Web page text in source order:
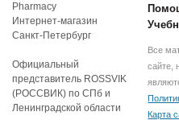
Pharmacy
Интернет-магазин
Санкт-Петербург
Официальный
представитель ROSSVIK
(РОССВИК) по СПб и
Ленинградской области
Все
сайте,
Карта